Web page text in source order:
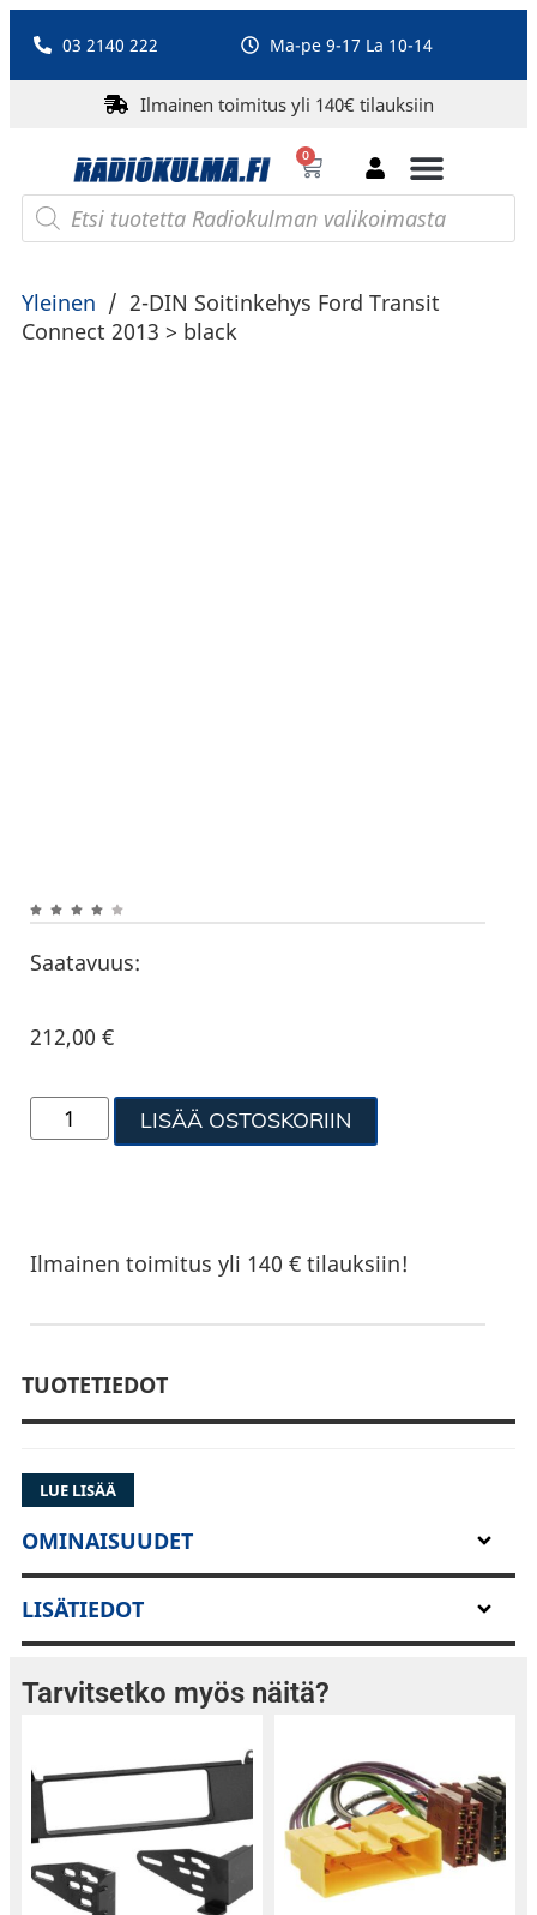
03 2140 222 Ma-pe 9-17 La 10-14
Ilmainen toimitus yli 140€ tilauksiin
0
Yleinen / 2-DIN Soitinkehys Ford Transit
Connect 2013 > black
Saatavuus:
212,00€
LISÄÄ OSTOSKORIIN
Ilmainen toimitus yli 140 € tilauksiin!
TUOTETIEDOT
LUE LISÄÄ
OMINAISUUDET
LISÄTIEDOT
Tarvitsetko myös näitä?